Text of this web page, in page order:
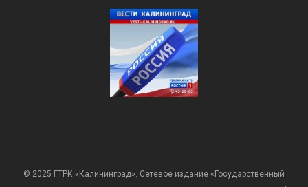
© 2025 ГТРК «Калининград». Сетевое издание «Государственный